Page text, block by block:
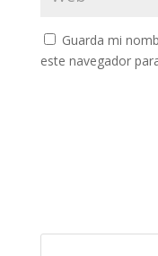
Guarda mi
este navegador